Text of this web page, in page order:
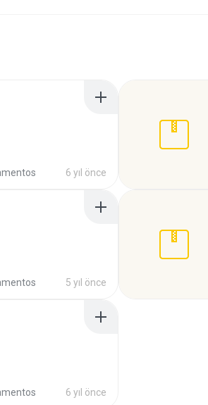
6 yıl önce
5 yıl önce
6 yıl önce